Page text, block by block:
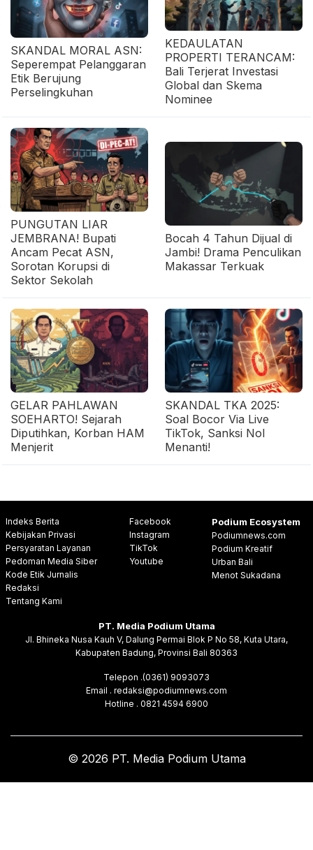
SKANDAL MORAL ASN:
Seperempat Pelanggaran
Etik Berujung
Perselingkuhan
KEDAULATAN
PROPERTI TERANCAM:
Bali Terjerat Investasi
Global dan Skema
Nominee
PUNGUTAN LIAR
JEMBRANA! Bupati
Ancam Pecat ASN,
Sorotan Korupsi di
Sektor Sekolah
Bocah 4 Tahun Dijual di
Jambi! Drama Penculikan
Makassar Terkuak
GELAR PAHLAWAN
SOEHARTO! Sejarah
Diputihkan, Korban HAM
Menjerit
SKANDAL TKA 2025:
Soal Bocor Via Live
TikTok, Sanksi Nol
Menanti!
Indeks Berita
Kebijakan Privasi
Persyaratan Layanan
Pedoman Media Siber
Kode Etik Jurnalis
Redaksi
Tentang Kami
Facebook
Instagram
TikTok
Youtube
Podium Ecosystem
Podiumnews.com
Podium Kreatif
Urban Bali
Menot Sukadana
PT. Media Podium Utama
Jl. Bhineka Nusa Kauh V, Dalung Permai Blok P No 58, Kuta Utara,
Kabupaten Badung, Provinsi Bali 80363
Telepon .(0361) 9093073
Email . redaksi@podiumnews.com
Hotline . 0821 4594 6900
© 2026 PT. Media Podium Utama